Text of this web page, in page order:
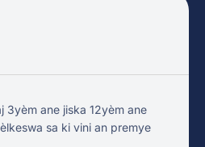
3yèm ane jiska 12yèm ane
sa ki vini an premye